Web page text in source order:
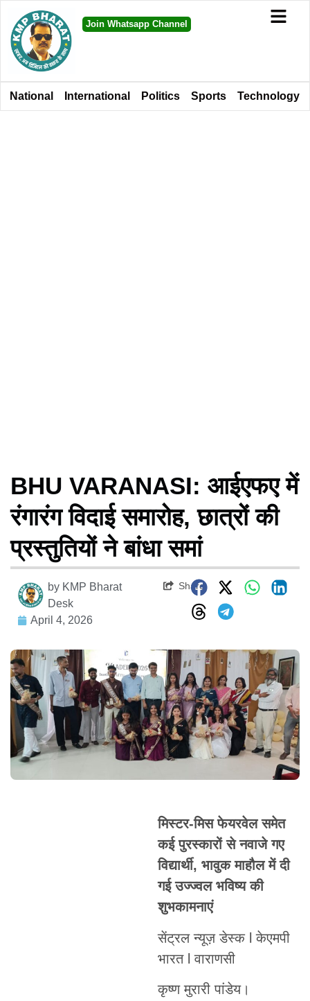
Join Whatsapp Channel
National International Politics Sports Technology
BHU VARANASI: आईएफए में
रंगारंग विदाई समारोह, छात्रों की
प्रस्तुतियों ने बांधा समां
by KMP Bharat
Desk
April 4, 2026
Share
मिस्टर-मिस फेयरवेल समेत
कई पुरस्कारों से नवाजे गए
विद्यार्थी, भावुक माहौल में दी
गई उज्ज्वल भविष्य की
शुभकामनाएं
सेंट्रल न्यूज़ डेस्क l केएमपी
भारत l वाराणसी
कृष्ण मुरारी पांडेय।